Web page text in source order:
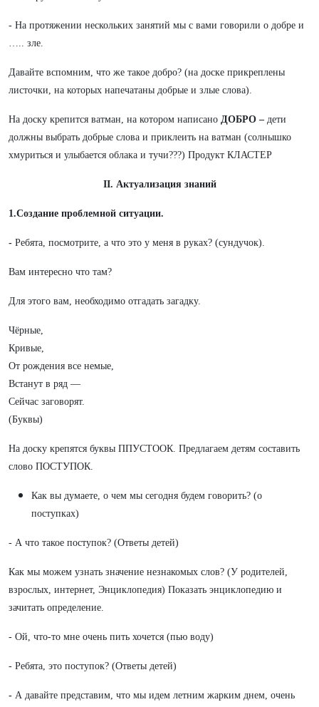
- На протяжении нескольких занятий мы с вами говорили о добре и
….. зле.
Давайте вспомним, что же такое добро? (на доске прикреплены
листочки, на которых напечатаны добрые и злые слова).
На доску крепится ватман, на котором написано ДОБРО – дети
должны выбрать добрые слова и приклеить на ватман (солнышко
хмуриться и улыбается облака и тучи???) Продукт КЛАСТЕР
II. Актуализация знаний
1.Создание проблемной ситуации.
- Ребята, посмотрите, а что это у меня в руках? (сундучок).
Вам интересно что там?
Для этого вам, необходимо отгадать загадку.
Чёрные,
Кривые,
От рождения все немые,
Встанут в ряд —
Сейчас заговорят.
(Буквы)
На доску крепятся буквы ППУСТООК. Предлагаем детям составить
слово ПОСТУПОК.
Как вы думаете, о чем мы сегодня будем говорить? (о
поступках)
- А что такое поступок? (Ответы детей)
Как мы можем узнать значение незнакомых слов? (У родителей,
взрослых, интернет, Энциклопедия) Показать энциклопедию и
зачитать определение.
- Ой, что-то мне очень пить хочется (пью воду)
- Ребята, это поступок? (Ответы детей)
- А давайте представим, что мы идем летним жарким днем, очень